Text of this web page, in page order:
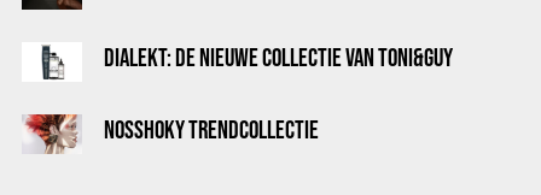
DIALEKT: DE NIEUWE COLLECTIE VAN TONI&GUY
NOSSHOKY TRENDCOLLECTIE